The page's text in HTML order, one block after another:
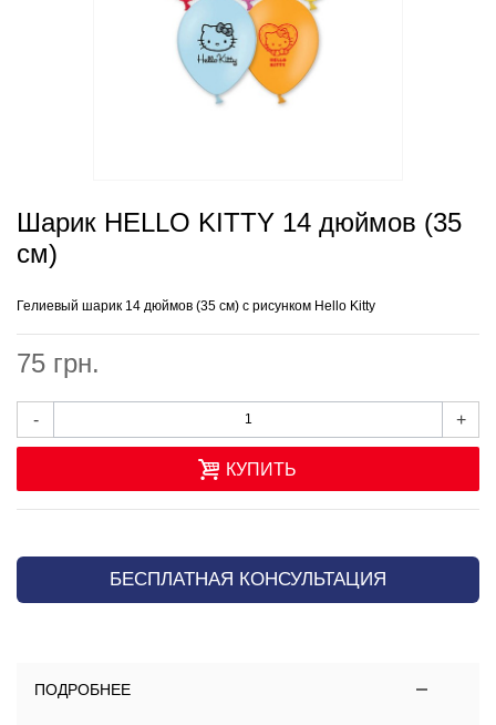
Шарик HELLO KITTY 14 дюймов (35
см)
Гелиевый шарик 14 дюймов (35 см) с рисунком Hello Kitty
75 грн.
- +
КУПИТЬ
БЕСПЛАТНАЯ КОНСУЛЬТАЦИЯ
ПОДРОБНЕЕ